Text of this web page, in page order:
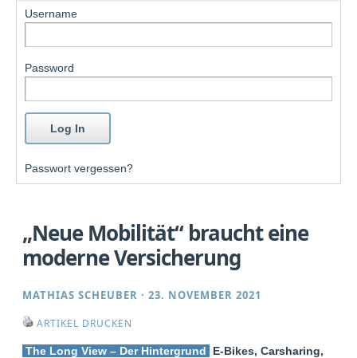
Username
Password
Passwort vergessen?
„Neue Mobilität“ braucht eine
moderne Versicherung
MATHIAS SCHEUBER ·23. NOVEMBER 2021
ARTIKEL DRUCKEN
The Long View – Der Hintergrund
E-Bikes, Carsharing,